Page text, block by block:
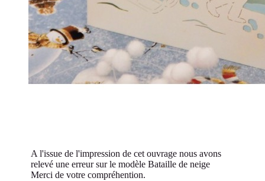
A l'issue de l'impression de cet ouvrage nous avons
relevé une erreur sur le modèle Bataille de neige
Merci de votre compréhention.